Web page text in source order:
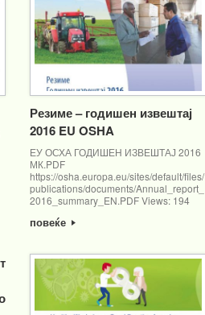
Резиме – годишен извештај
2016 EU OSHA
ЕУ ОСХА ГОДИШЕН ИЗВЕШТАЈ 2016
МК.PDF
https://osha.europa.eu/sites/default/files/
publications/documents/Annual_report_
2016_summary_EN.PDF Views: 194
повеќе